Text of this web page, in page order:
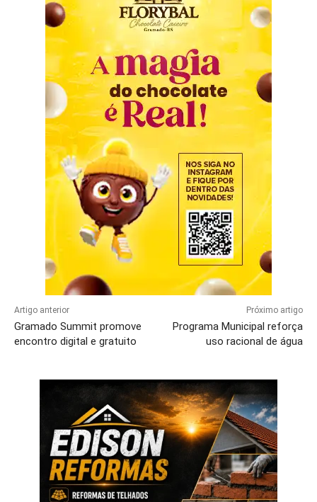
Artigo anterior
Gramado Summit promove
encontro digital e gratuito
Próximo artigo
Programa Municipal reforça
uso racional de água